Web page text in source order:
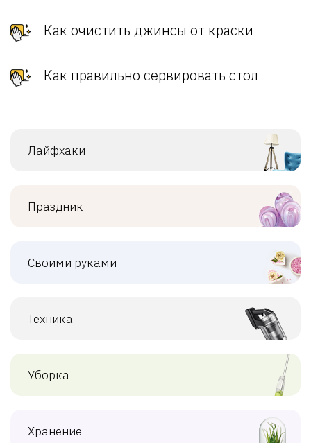
Как очистить джинсы от краски
Как правильно сервировать стол
Лайфхаки
Праздник
Своими руками
Техника
Уборка
Хранение